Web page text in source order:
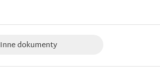
Inne dokumenty